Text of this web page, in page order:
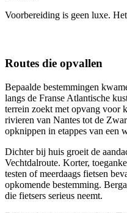
Voorbereiding is geen luxe.
Routes die opvallen
Bepaalde bestemmingen
langs de Franse Atlantische
terrein zoekt met opvang voor
rivieren van Nantes tot de
opknippen in etappes van een
Dichter bij huis groeit de
Vechtdalroute. Korter,
testen of meerdaags fietsen
opkomende bestemming.
die fietsers serieus neemt.